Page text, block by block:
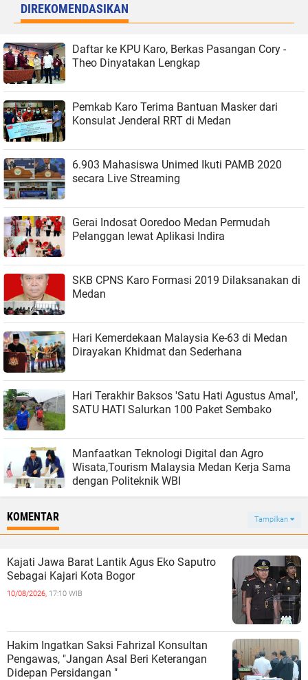
DIREKOMENDASIKAN
Daftar ke KPU Karo, Berkas Pasangan Cory -
Theo Dinyatakan Lengkap
Pemkab Karo Terima Bantuan Masker dari
Konsulat Jenderal RRT di Medan
6.903 Mahasiswa Unimed Ikuti PAMB 2020
secara Live Streaming
Gerai Indosat Ooredoo Medan Permudah
Pelanggan lewat Aplikasi Indira
SKB CPNS Karo Formasi 2019 Dilaksanakan di
Medan
Hari Kemerdekaan Malaysia Ke-63 di Medan
Dirayakan Khidmat dan Sederhana
Hari Terakhir Baksos 'Satu Hati Agustus Amal',
SATU HATI Salurkan 100 Paket Sembako
Manfaatkan Teknologi Digital dan Agro
Wisata,Tourism Malaysia Medan Kerja Sama
dengan Politeknik WBI
KOMENTAR Tampilkan
Kajati Jawa Barat Lantik Agus Eko Saputro
Sebagai Kajari Kota Bogor
10/08/2026, 17:10 WIB
Hakim Ingatkan Saksi Fahrizal Konsultan
Pengawas, "Jangan Asal Beri Keterangan
Didepan Persidangan "